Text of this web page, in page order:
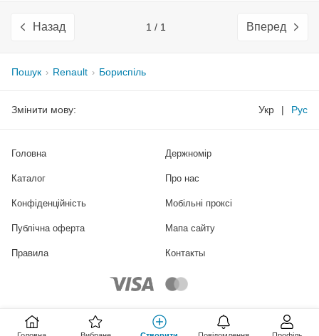
Назад 1 / 1 Вперед
Пошук Renault Бориспіль
Змінити мову: Укр | Рус
Головна
Каталог
Держномір
Про нас
Конфіденційність Мобільні проксі
Публічна оферта Мапа сайту
Правила Контакты